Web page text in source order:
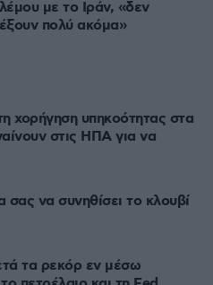
με το Ιράν, «δεν
πολύ ακόμα»
χορήγηση υπηκοότητας στα
στις ΗΠΑ για να
να συνηθίσει το κλουβί
τα ρεκόρ εν μέσω